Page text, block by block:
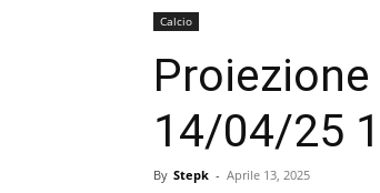
Calcio
14/04/25
By Stepk - Aprile 13, 2025